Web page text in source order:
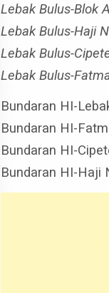
Lebak Bulus-Blok
Lebak Bulus-Haji
Lebak Bulus-
Lebak Bulus-
Bundaran HI-
Bundaran HI-
Bundaran HI-
Bundaran HI-Haji